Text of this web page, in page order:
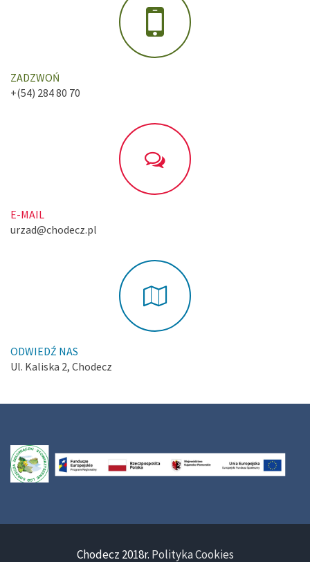
ZADZWOŃ
+(54) 284 80 70
E-MAIL
urzad@chodecz.pl
ODWIEDŹ NAS
Ul. Kaliska 2, Chodecz
Chodecz 2018r. Polityka Cookies